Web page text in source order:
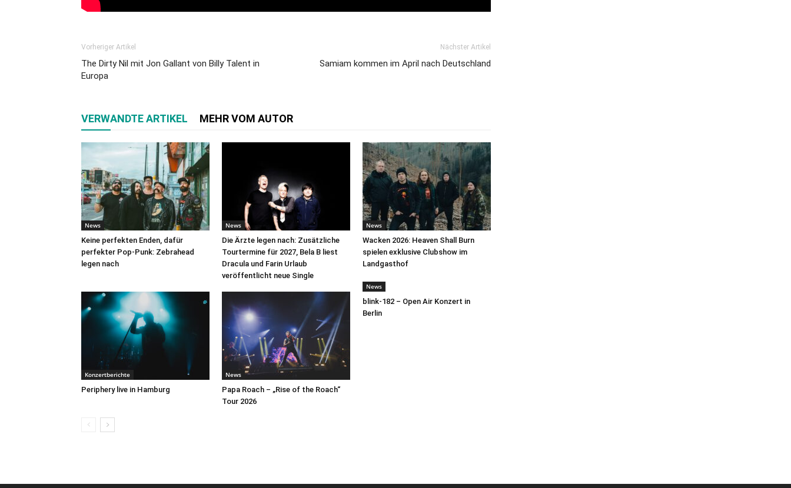
Vorheriger Artikel
The Dirty Nil mit Jon Gallant von Billy Talent in
Europa
Nächster Artikel
Samiam kommen im April nach Deutschland
VERWANDTE ARTIKEL MEHR VOM AUTOR
News
Keine perfekten Enden, dafür
perfekter Pop-Punk: Zebrahead
legen nach
News
Die Ärzte legen nach: Zusätzliche
Tourtermine für 2027, Bela B liest
Dracula und Farin Urlaub
veröffentlicht neue Single
News
Wacken 2026: Heaven Shall Burn
spielen exklusive Clubshow im
Landgasthof
Konzertberichte
Periphery live in Hamburg
News
Papa Roach – „Rise of the Roach“
Tour 2026
News
blink-182 – Open Air Konzert in
Berlin